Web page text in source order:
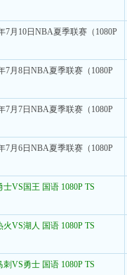
7月10日NBA夏季联赛（1080P
7月8日NBA夏季联赛（1080P
7月7日NBA夏季联赛（1080P
7月6日NBA夏季联赛（1080P
VS国王 国语 1080P TS
VS湖人 国语 1080P TS
VS勇士 国语 1080P TS